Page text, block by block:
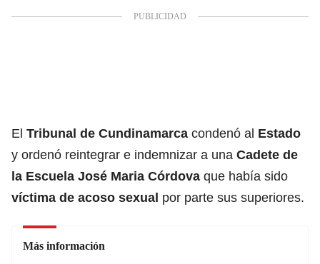
El Tribunal de Cundinamarca condenó al Estado
y ordenó reintegrar e indemnizar a una Cadete de
la Escuela José Maria Córdova que había sido
víctima de acoso sexual por parte sus superiores.
Más información